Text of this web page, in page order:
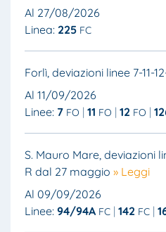
Al 27/08/2026
Linea: 225 FC
Forlì, deviazioni linee 7-11-
Al 11/09/2026
Linee: 7 FO 11 FO 12 FO
S. Mauro Mare, deviazioni
R dal 27 maggio » Leggi
Al 09/09/2026
Linee: 94/94A FC 142 FC